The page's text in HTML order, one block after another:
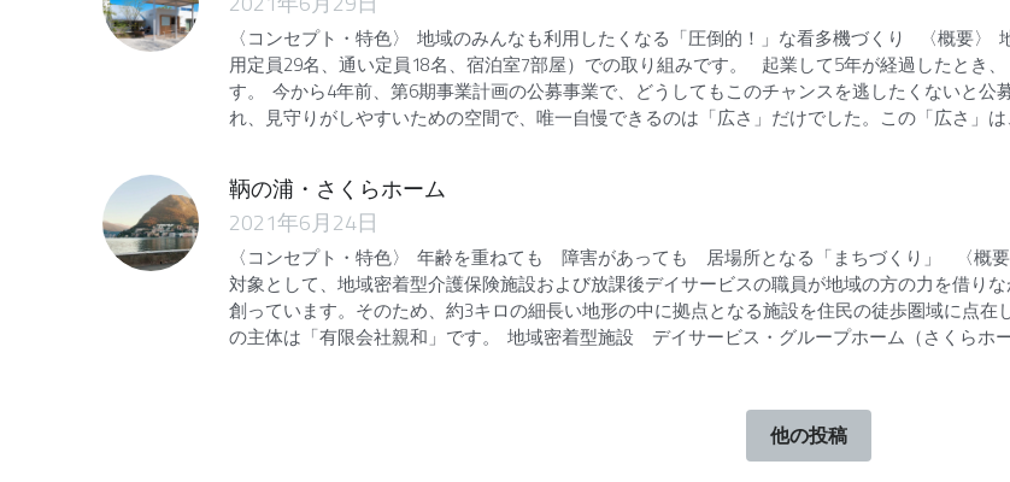
〈コンセプト・特色〉 地域のみんなも利用したくなる「圧倒的！」な看多機づくり 〈概要〉
用定員29名、通い定員18名、宿泊室7部屋）での取り組みです。 起業して5年が経過したとき
す。 今から4年前、第6期事業計画の公募事業で、どうしてもこのチャンスを逃したくないと
れ、見守りがしやすいための空間で、唯一自慢できるのは「広さ」だけでした。この「広さ」
鞆の浦・さくらホーム
2021年6月24日
〈コンセプト・特色〉 年齢を重ねても 障害があっても 居場所となる「まちづくり」 〈概
対象として、地域密着型介護保険施設および放課後デイサービスの職員が地域の方の力を借り
創っています。そのため、約3キロの細長い地形の中に拠点となる施設を住民の徒歩圏域に点
の主体は「有限会社親和」です。 地域密着型施設 デイサービス・グループホーム（さくらホ
他の投稿